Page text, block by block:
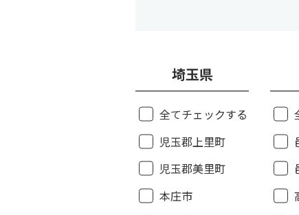
埼玉県
全てチェックする
児玉郡上里町
児玉郡美里町
本庄市